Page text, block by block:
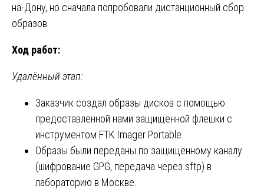
на-Дону, но сначала попробовали дистанционный сбор
образов.
Ход работ:
Удалённый этап:
Заказчик создал образы дисков с помощью
предоставленной нами защищённой флешки с
инструментом FTK Imager Portable.
Образы были переданы по защищённому каналу
(шифрование GPG, передача через sftp) в
лабораторию в Москве.